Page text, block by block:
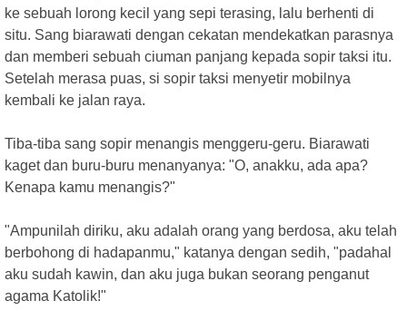
ke sebuah lorong kecil yang sepi terasing, lalu berhenti di
situ. Sang biarawati dengan cekatan mendekatkan parasnya
dan memberi sebuah ciuman panjang kepada sopir taksi itu.
Setelah merasa puas, si sopir taksi menyetir mobilnya
kembali ke jalan raya.
Tiba-tiba sang sopir menangis menggeru-geru. Biarawati
kaget dan buru-buru menanyanya: "O, anakku, ada apa?
Kenapa kamu menangis?"
"Ampunilah diriku, aku adalah orang yang berdosa, aku telah
berbohong di hadapanmu," katanya dengan sedih, "padahal
aku sudah kawin, dan aku juga bukan seorang penganut
agama Katolik!"